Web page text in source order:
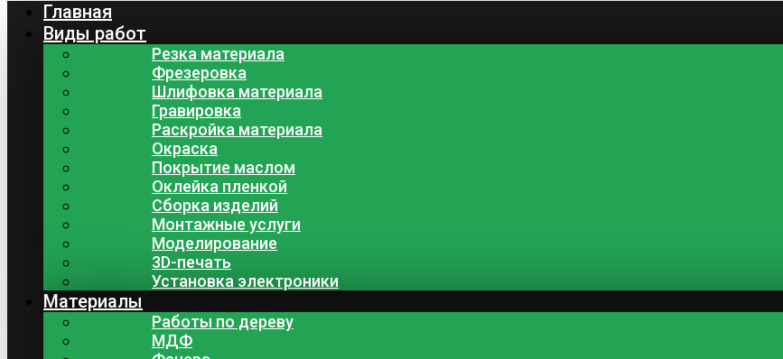
Главная
Виды работ
Резка материала
Фрезеровка
Шлифовка материала
Гравировка
Раскройка материала
Окраска
Покрытие маслом
Оклейка пленкой
Сборка изделий
Монтажные услуги
Моделирование
3D-печать
Установка электроники
Материалы
Работы по дереву
МДФ